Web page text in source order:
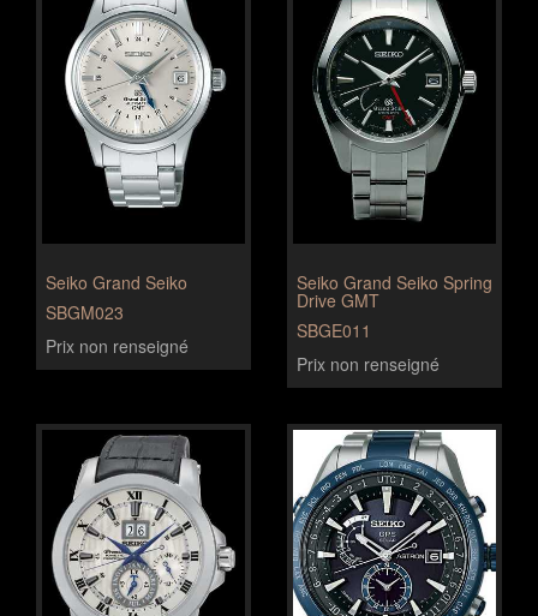
Seiko Grand Seiko
SBGM023
Prix non renseigné
Seiko Grand Seiko Spring
Drive GMT
SBGE011
Prix non renseigné